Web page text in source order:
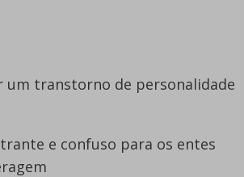
um transtorno de personalidade
e confuso para os entes